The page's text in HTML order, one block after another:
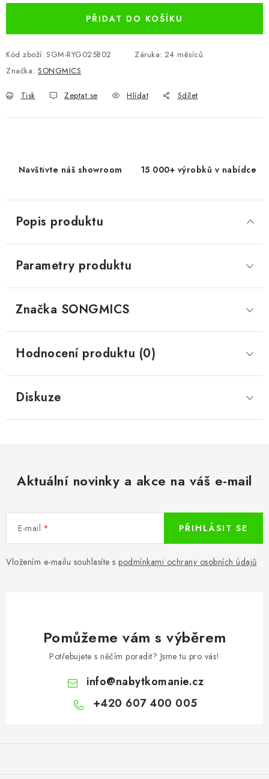
PŘIDAT DO KOŠÍKU
Kód zboží: SGM-RYG025B02 Záruka: 24 měsíců
Značka: SONGMICS
Tisk Zeptat se Hlídat Sdílet
Navštivte náš showroom 15 000+ výrobků v nabídce
Popis produktu
Parametry produktu
Značka SONGMICS
Hodnocení produktu (0)
Diskuze
Aktuální novinky a akce na váš e-mail
E-mail
Vložením e-mailu souhlasíte s podmínkami ochrany osobních údajů
PŘIHLÁSIT SE
Pomůžeme vám s výběrem
Potřebujete s něčím poradit? Jsme tu pro vás!
info@nabytkomanie.cz
+420 607 400 005